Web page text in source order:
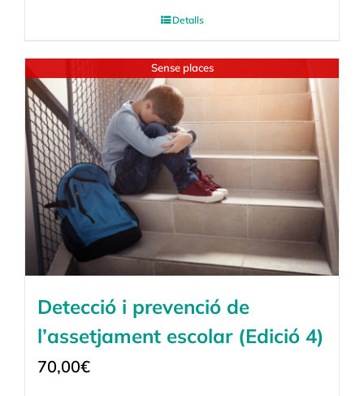
Detalls
Sense places
Detecció i prevenció de
l’assetjament escolar (Edició 4)
70,00€